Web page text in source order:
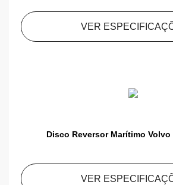
VER
Disco Reversor Marítimo Volvo
VER